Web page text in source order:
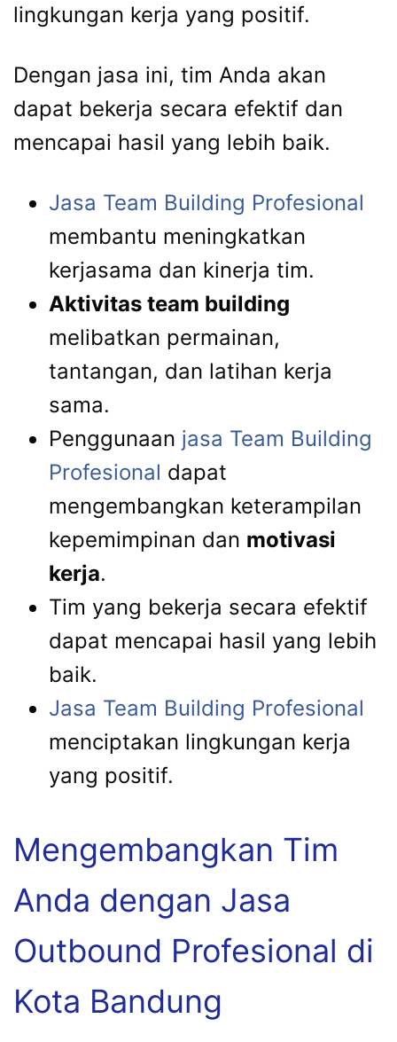
lingkungan kerja yang positif.
Dengan jasa ini, tim Anda akan
dapat bekerja secara efektif dan
mencapai hasil yang lebih baik.
Jasa Team Building Profesional
membantu meningkatkan
kerjasama dan kinerja tim.
Aktivitas team building
melibatkan permainan,
tantangan, dan latihan kerja
sama.
Penggunaan jasa Team Building
Profesional dapat
mengembangkan keterampilan
kepemimpinan dan motivasi
kerja.
Tim yang bekerja secara efektif
dapat mencapai hasil yang lebih
baik.
Jasa Team Building Profesional
menciptakan lingkungan kerja
yang positif.
Mengembangkan Tim
Anda dengan Jasa
Outbound Profesional di
Kota Bandung